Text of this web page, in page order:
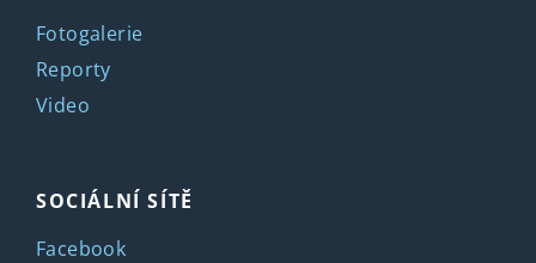
Fotogalerie
Reporty
Video
SOCIÁLNÍ SÍTĚ
Facebook